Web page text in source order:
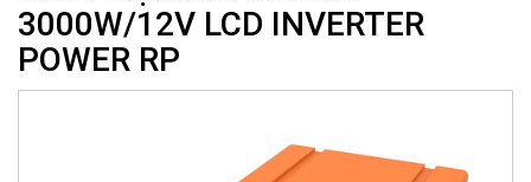
3000W/12V LCD INVERTER
POWER RP